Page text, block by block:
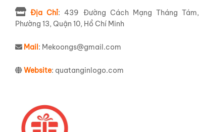
Địa Chỉ: 439 Đường Cách Mạng Tháng Tám,
Phường 13, Quận 10, Hồ Chí Minh
Mail: Mekoongs@gmail.com
Website: quatanginlogo.com